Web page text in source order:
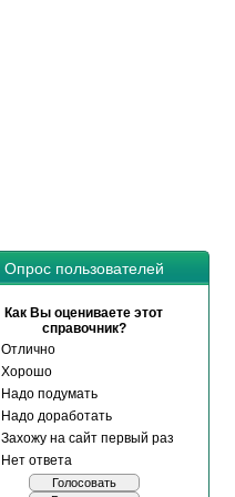
Опрос пользователей
Как Вы оцениваете этот
справочник?
Отлично
Хорошо
Надо подумать
Надо доработать
Захожу на сайт первый раз
Нет ответа